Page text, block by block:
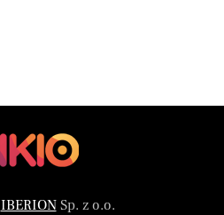
IBERIONSp. z o.o.